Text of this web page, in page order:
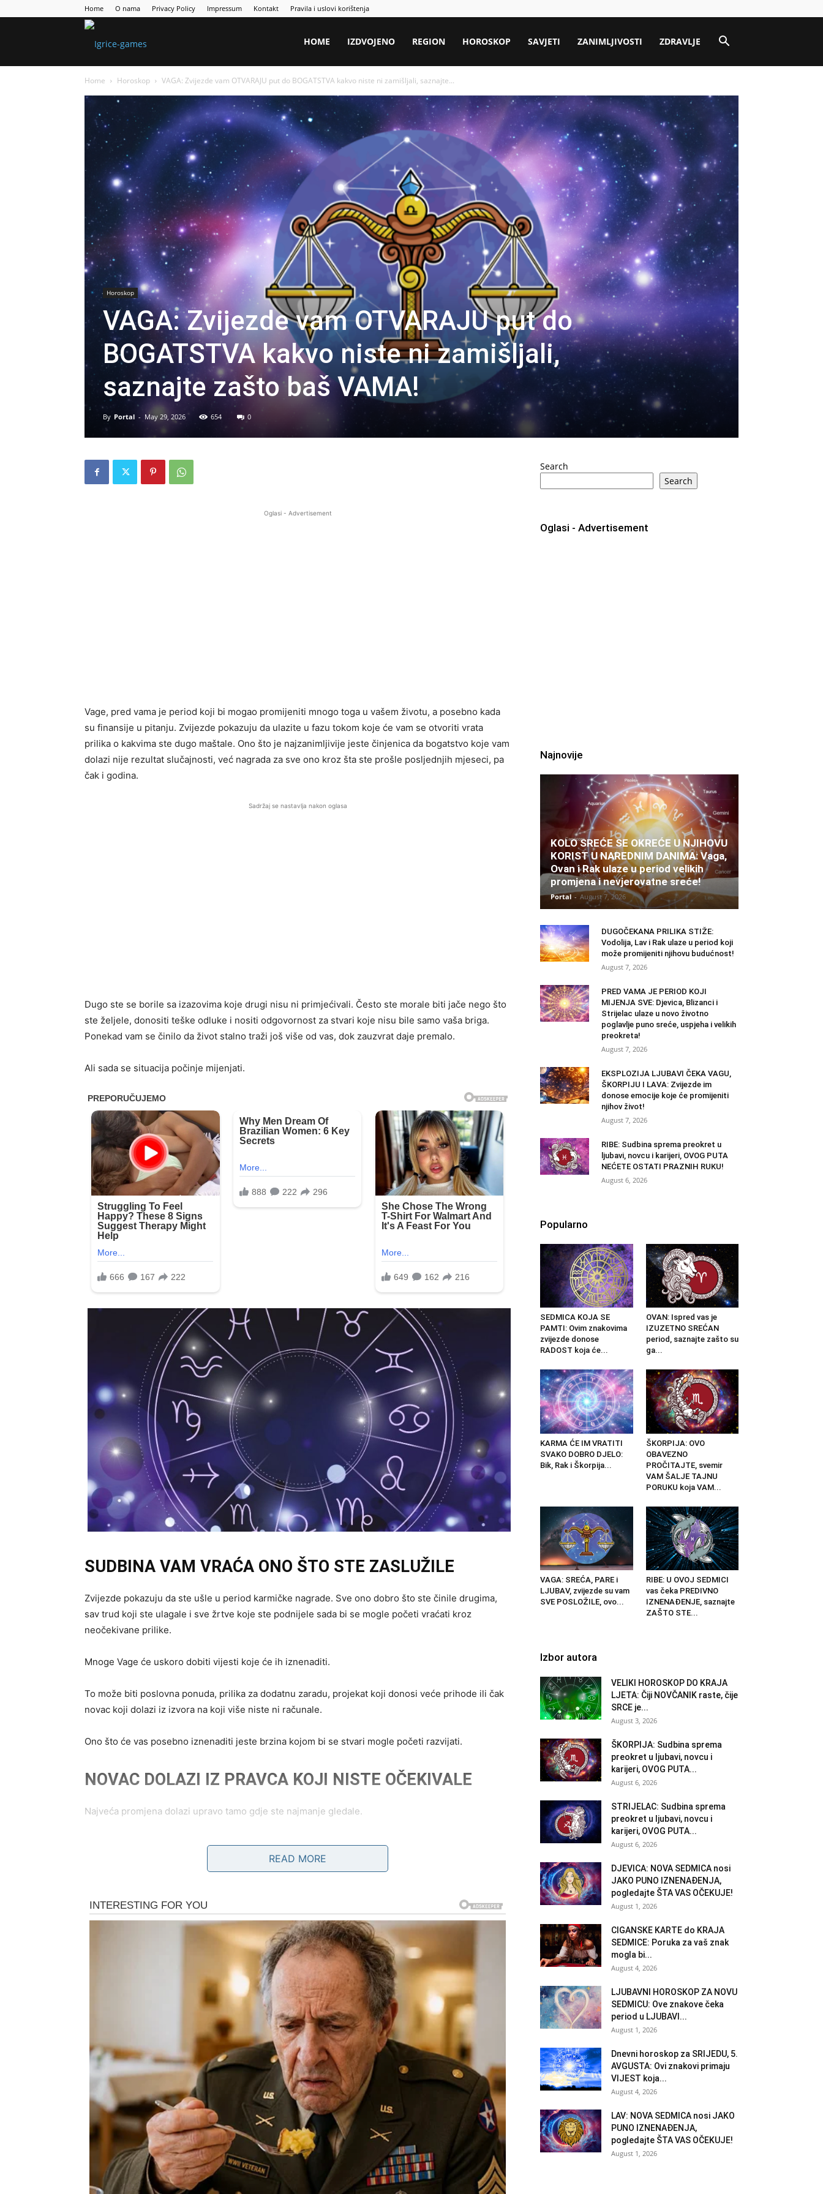
Home O nama Privacy Policy Impressum Kontakt Pravila i uslovi korištenja
HOME IZDVOJENO REGION HOROSKOP SAVJETI ZANIMLJIVOSTI ZDRAVLJE
Home Horoskop VAGA: Zvijezde vam OTVARAJU put do BOGATSTVA kakvo niste ni zamišljali, saznajte...
Horoskop
VAGA: Zvijezde vam OTVARAJU put do
BOGATSTVA kakvo niste ni zamišljali,
saznajte zašto baš VAMA!
By Portal - May 29, 2026 654 0
Oglasi - Advertisement
Vage, pred vama je period koji bi mogao promijeniti mnogo toga u vašem životu, a posebno kada
su finansije u pitanju. Zvijezde pokazuju da ulazite u fazu tokom koje će vam se otvoriti vrata
prilika o kakvima ste dugo maštale. Ono što je najzanimljivije jeste činjenica da bogatstvo koje vam
dolazi nije rezultat slučajnosti, već nagrada za sve ono kroz šta ste prošle posljednjih mjeseci, pa
čak i godina.
Sadržaj se nastavlja nakon oglasa
Dugo ste se borile sa izazovima koje drugi nisu ni primjećivali. Često ste morale biti jače nego što
ste željele, donositi teške odluke i nositi odgovornost za stvari koje nisu bile samo vaša briga.
Ponekad vam se činilo da život stalno traži još više od vas, dok zauzvrat daje premalo.
Ali sada se situacija počinje mijenjati.
SUDBINA VAM VRAĆA ONO ŠTO STE ZASLUŽILE
Zvijezde pokazuju da ste ušle u period karmičke nagrade. Sve ono dobro što ste činile drugima,
sav trud koji ste ulagale i sve žrtve koje ste podnijele sada bi se mogle početi vraćati kroz
neočekivane prilike.
Mnoge Vage će uskoro dobiti vijesti koje će ih iznenaditi.
To može biti poslovna ponuda, prilika za dodatnu zaradu, projekat koji donosi veće prihode ili čak
novac koji dolazi iz izvora na koji više niste ni računale.
Ono što će vas posebno iznenaditi jeste brzina kojom bi se stvari mogle početi razvijati.
NOVAC DOLAZI IZ PRAVCA KOJI NISTE OČEKIVALE
Najveća promjena dolazi upravo tamo gdje ste najmanje gledale.
Možda ste se fokusirale na jedan plan, dok vam sudbina priprema nešto sasvim drugo.
Jedan razgovor, jedan susret ili jedna odluka mogli bi pokrenuti lanac događaja koji će značajno
Zvijezde poručuju da budete otvorene za nove ideje i prilike.
Nemojte odbijati ono što na prvi pogled djeluje neobično.
Upravo se tamo krije vaša velika šansa.
READ MORE
Search
Search
Oglasi - Advertisement
Najnovije
KOLO SREĆE SE OKREĆE U NJIHOVU
KORIST U NAREDNIM DANIMA: Vaga,
Ovan i Rak ulaze u period velikih
promjena i nevjerovatne sreće!
Portal - August 7, 2026
DUGOČEKANA PRILIKA STIŽE:
Vodolija, Lav i Rak ulaze u period koji
može promijeniti njihovu budućnost!
August 7, 2026
PRED VAMA JE PERIOD KOJI
MIJENJA SVE: Djevica, Blizanci i
Strijelac ulaze u novo životno
poglavlje puno sreće, uspjeha i velikih
preokreta!
August 7, 2026
EKSPLOZIJA LJUBAVI ČEKA VAGU,
ŠKORPIJU I LAVA: Zvijezde im
donose emocije koje će promijeniti
njihov život!
August 7, 2026
RIBE: Sudbina sprema preokret u
ljubavi, novcu i karijeri, OVOG PUTA
NEĆETE OSTATI PRAZNIH RUKU!
August 6, 2026
Popularno
SEDMICA KOJA SE
PAMTI: Ovim znakovima
zvijezde donose
RADOST koja će...
OVAN: Ispred vas je
IZUZETNO SREĆAN
period, saznajte zašto su
ga...
KARMA ĆE IM VRATITI
SVAKO DOBRO DJELO:
Bik, Rak i Škorpija...
ŠKORPIJA: OVO
OBAVEZNO
PROČITAJTE, svemir
VAM ŠALJE TAJNU
PORUKU koja VAM...
VAGA: SREĆA, PARE i
LJUBAV, zvijezde su vam
SVE POSLOŽILE, ovo...
RIBE: U OVOJ SEDMICI
vas čeka PREDIVNO
IZNENAĐENJE, saznajte
ZAŠTO STE...
Izbor autora
VELIKI HOROSKOP DO KRAJA
LJETA: Čiji NOVČANIK raste, čije
SRCE je...
August 3, 2026
ŠKORPIJA: Sudbina sprema
preokret u ljubavi, novcu i
karijeri, OVOG PUTA...
August 6, 2026
STRIJELAC: Sudbina sprema
preokret u ljubavi, novcu i
karijeri, OVOG PUTA...
August 6, 2026
DJEVICA: NOVA SEDMICA nosi
JAKO PUNO IZNENAĐENJA,
pogledajte ŠTA VAS OČEKUJE!
August 1, 2026
CIGANSKE KARTE do KRAJA
SEDMICE: Poruka za vaš znak
mogla bi...
August 4, 2026
LJUBAVNI HOROSKOP ZA NOVU
SEDMICU: Ove znakove čeka
period u LJUBAVI...
August 1, 2026
Dnevni horoskop za SRIJEDU, 5.
AVGUSTA: Ovi znakovi primaju
VIJEST koja...
August 4, 2026
LAV: NOVA SEDMICA nosi JAKO
PUNO IZNENAĐENJA,
pogledajte ŠTA VAS OČEKUJE!
August 1, 2026